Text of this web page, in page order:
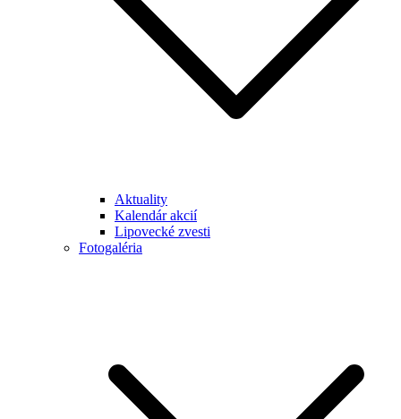
Aktuality
Kalendár akcií
Lipovecké zvesti
Fotogaléria